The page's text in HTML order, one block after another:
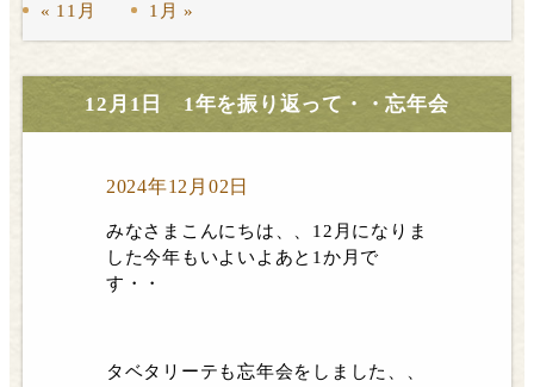
« 11月 1月 »
12月1日 1年を振り返って・・忘年会
2024年12月02日
みなさまこんにちは、、12月になりま
した今年もいよいよあと1か月で
す・・
タベタリーテも忘年会をしました、、